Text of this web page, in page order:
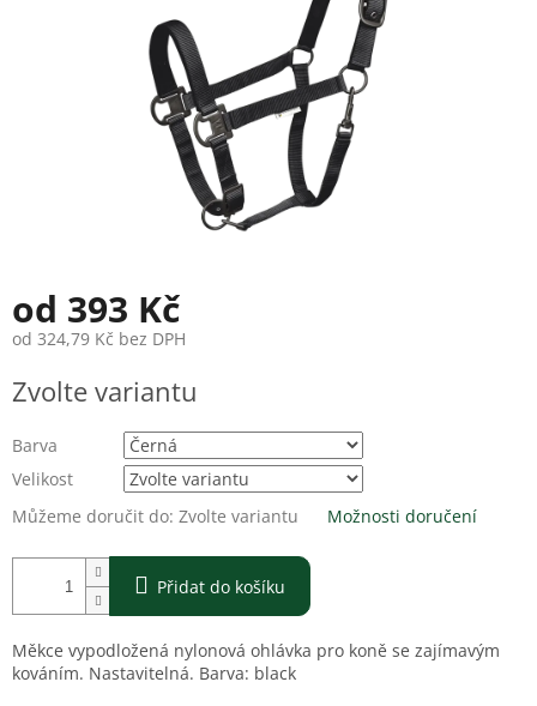
od 393 Kč
od 324,79 Kč bez DPH
cena:
Zvolte variantu
Barva
Velikost
Můžeme doručit do: Zvolte variantu Možnosti doručení
Přidat do košíku
Měkce vypodložená nylonová ohlávka pro koně se zajímavým
kováním. Nastavitelná. Barva: black